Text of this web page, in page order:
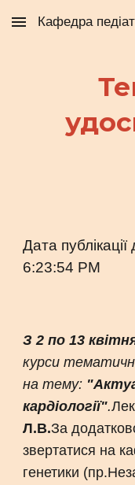
Skip to main content
Кафедра
Дата
6:23:54 PM
З 2 по 13
курси
на тему:
кардіології".
Л.В.За
звертатися на
генетики